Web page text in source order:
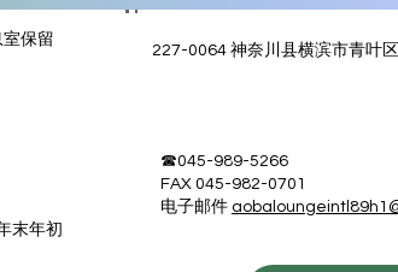
保留
227-0064 神奈川县横滨市青叶
末年初
☎045-989-5266
FAX 045-982-0701
电子邮件